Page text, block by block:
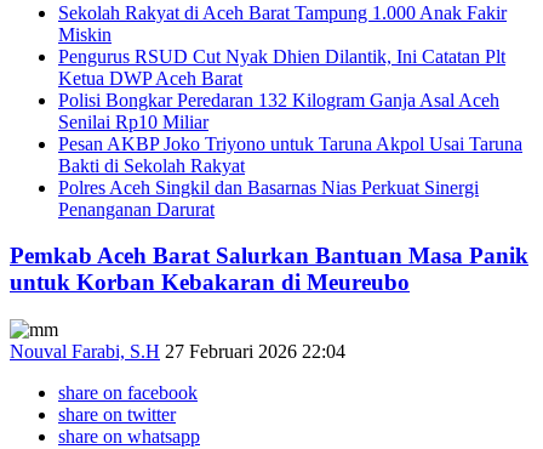
Sekolah Rakyat di Aceh Barat Tampung 1.000 Anak Fakir
Miskin
Pengurus RSUD Cut Nyak Dhien Dilantik, Ini Catatan Plt
Ketua DWP Aceh Barat
Polisi Bongkar Peredaran 132 Kilogram Ganja Asal Aceh
Senilai Rp10 Miliar
Pesan AKBP Joko Triyono untuk Taruna Akpol Usai Taruna
Bakti di Sekolah Rakyat
Polres Aceh Singkil dan Basarnas Nias Perkuat Sinergi
Penanganan Darurat
Pemkab Aceh Barat Salurkan Bantuan Masa Panik
untuk Korban Kebakaran di Meureubo
Nouval Farabi, S.H 27 Februari 2026 22:04
share on facebook
share on twitter
share on whatsapp